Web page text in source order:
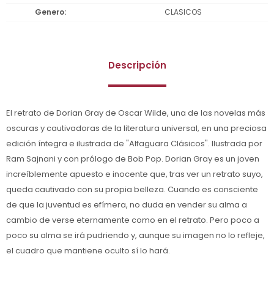
Genero
CLASICOS
Descripción
El retrato de Dorian Gray de Oscar Wilde, una de las novelas más
oscuras y cautivadoras de la literatura universal, en una preciosa
edición íntegra e ilustrada de "Alfaguara Clásicos". Ilustrada por
Ram Sajnani y con prólogo de Bob Pop. Dorian Gray es un joven
increíblemente apuesto e inocente que, tras ver un retrato suyo,
queda cautivado con su propia belleza. Cuando es consciente
de que la juventud es efímera, no duda en vender su alma a
cambio de verse eternamente como en el retrato. Pero poco a
poco su alma se irá pudriendo y, aunque su imagen no lo refleje,
el cuadro que mantiene oculto sí lo hará.